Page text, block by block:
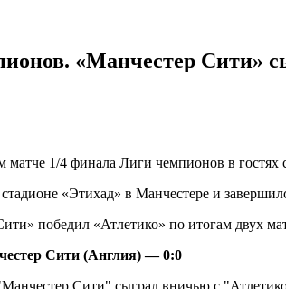
«Манчестер Сити»
матче 1/4 финала Лиги чемпионов в
«Этихад» в Манчестере и
победил «Атлетико» по итогам двух
Сити (Англия) — 0:0